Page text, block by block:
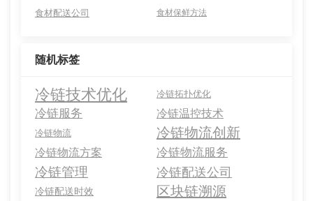
食材配送公司
食材保鲜方法
随机标签
冷链技术优化 冷链拓扑优化
冷链服务 冷链温控技术
冷链物流 冷链物流创新
冷链物流方案 冷链物流服务
冷链管理 冷链配送公司
冷链配送时效 区块链溯源